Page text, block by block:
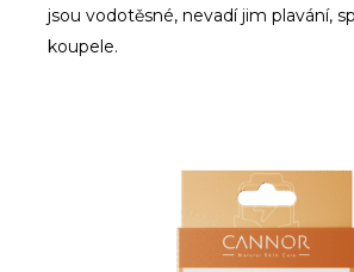
jsou vodotěsné, nevadí jim plavání,
koupele.